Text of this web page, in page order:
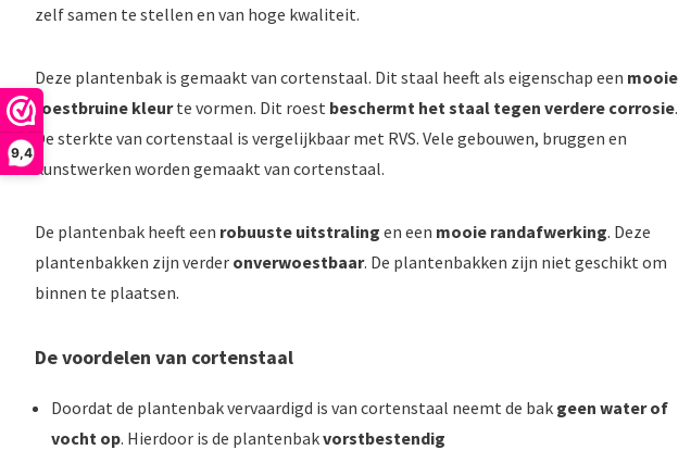
9,4
zelf samen te stellen en van hoge kwaliteit.
Deze plantenbak is gemaakt van cortenstaal. Dit staal heeft als eigenschap een mooie
roestbruine kleurte vormen. Dit roest beschermt het staal tegen verdere corrosie.
De sterkte van cortenstaal is vergelijkbaar met RVS. Vele gebouwen, bruggen en
kunstwerken worden gemaakt van cortenstaal.
De plantenbak heeft een robuuste uitstraling en een mooie randafwerking. Deze
plantenbakken zijn verder onverwoestbaar. De plantenbakken zijn niet geschikt om
binnen te plaatsen.
De voordelen van cortenstaal
Doordat de plantenbak vervaardigd is van cortenstaal neemt de bak geen water of
vocht op. Hierdoor is de plantenbakvorstbestendig